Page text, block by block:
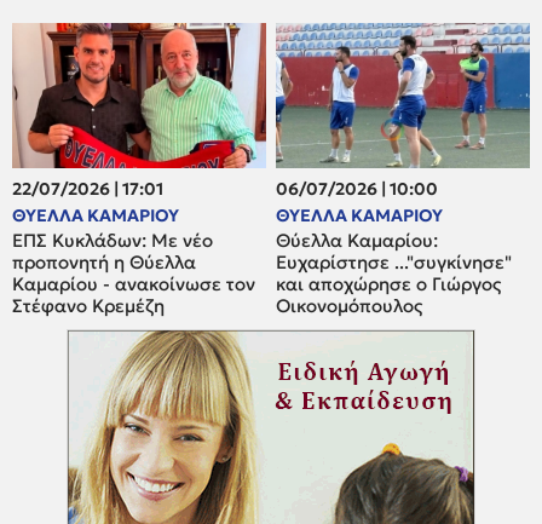
22/07/2026 | 17:01
ΘΥΕΛΛΑ ΚΑΜΑΡΙΟΥ
ΕΠΣ Κυκλάδων: Με νέο
προπονητή η Θύελλα
Καμαρίου - ανακοίνωσε τον
Στέφανο Κρεμέζη
06/07/2026 | 10:00
ΘΥΕΛΛΑ ΚΑΜΑΡΙΟΥ
Θύελλα Καμαρίου:
Ευχαρίστησε ..."συγκίνησε"
και αποχώρησε ο Γιώργος
Οικονομόπουλος